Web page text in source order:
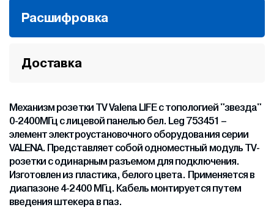
Расшифровка
Доставка
Механизм розетки TV Valena LIFE c топологией "звезда"
0-2400МГц с лицевой панелью бел. Leg 753451 –
элемент электроустановочного оборудования серии
VALENA. Представляет собой одноместный модуль ТV-
розетки с одинарным разъемом для подключения.
Изготовлен из пластика, белого цвета. Применяется в
диапазоне 4-2400 МГц. Кабель монтируется путем
введения штекера в паз.